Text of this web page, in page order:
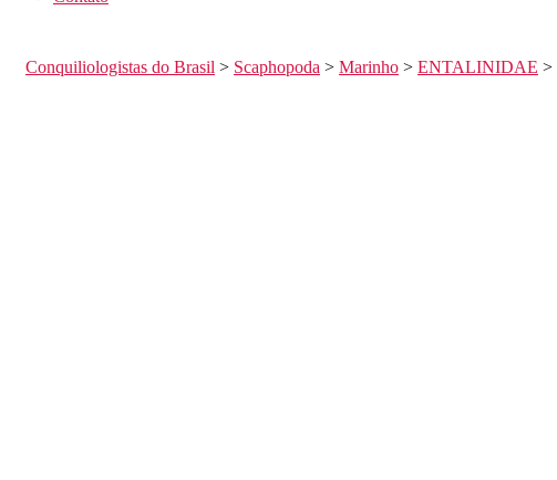
Conquiliologistas do Brasil > Scaphopoda > Marinho > ENTALINIDAE >